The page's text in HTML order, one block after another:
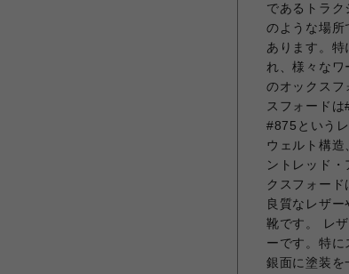
であるトラ
のような場所
あります。特
れ、様々な
のオックスフ
スフォード
#875という
ウェルト構造
ントレッド
クスフォー
良質なレザ
靴です。 レ
ーです。特
銀面に塗装を